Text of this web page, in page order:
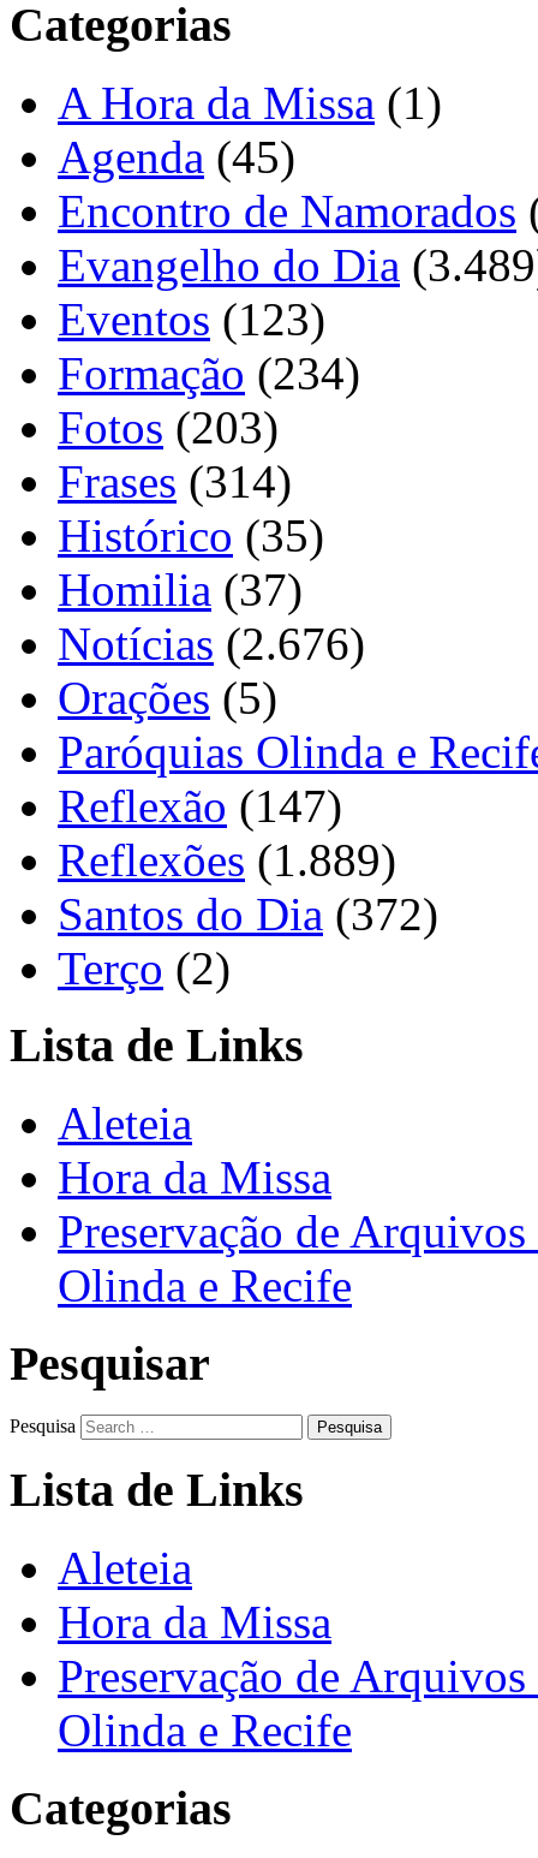
Categorias
A Hora da Missa (1)
Agenda (45)
Encontro de Namorados
Evangelho do Dia
Eventos (123)
Formação (234)
Fotos (203)
Frases (314)
Histórico (35)
Homilia (37)
Notícias (2.676)
Orações (5)
Paróquias Olinda e
Reflexão (147)
Reflexões (1.889)
Santos do Dia (372)
Terço (2)
Lista de Links
Aleteia
Hora da Missa
Preservação de
Olinda e Recife
Pesquisar
Pesquisa
Lista de Links
Aleteia
Hora da Missa
Preservação de
Olinda e Recife
Categorias